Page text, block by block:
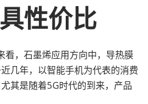
性价比
，石墨烯应用方向中，导热膜
几年，以智能手机为代表的消费
其是随着5G时代的到来，产品